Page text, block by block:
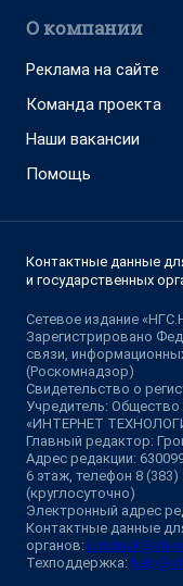
О компании
Реклама на сайте
Команда проекта
Наши вакансии
Помощь
Контактные данные
и государственных
Сетевое издание
Зарегистрировано
связи,
(Роскомнадзор)
Свидетельство о
Учредитель: Общество
«ИНТЕРНЕТ
Главный редактор:
Адрес редакции:
6 этаж, телефон 8 (383)
(круглосуточно)
Электронный адрес
Контактные данные
органов:
Техподдержка: